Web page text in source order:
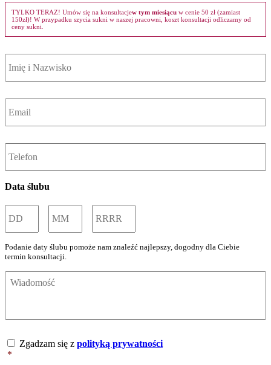
TYLKO TERAZ! Umów się na konsultacjew tym miesiącu w cenie 50 zł (zamiast
150zł)! W przypadku szycia sukni w naszej pracowni, koszt konsultacji odliczamy od
ceny sukni.
Imię
Email *
Telefon
Data ślubu
Podanie daty ślubu pomoże nam znaleźć najlepszy, dogodny dla Ciebie
termin konsultacji.
Wiadomość
Dane
osobowe *
Zgadzam się z polityką prywatności
*